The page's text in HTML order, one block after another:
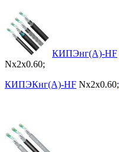
КИПЭнг(А)-HF
Nx2x0.60;
КИПЭКнг(А)-HF Nx2x0.60;